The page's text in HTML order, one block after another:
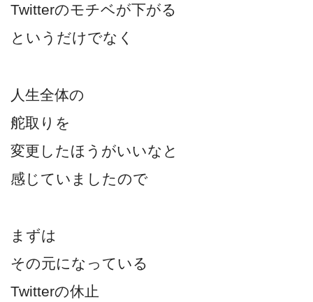
Twitterのモチベが下がる
というだけでなく
人生全体の
舵取りを
変更したほうがいいなと
感じていましたので
まずは
その元になっている
Twitterの休止